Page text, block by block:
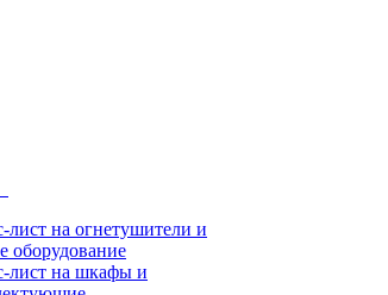
лист на огнетушители и
оборудование
лист на шкафы и